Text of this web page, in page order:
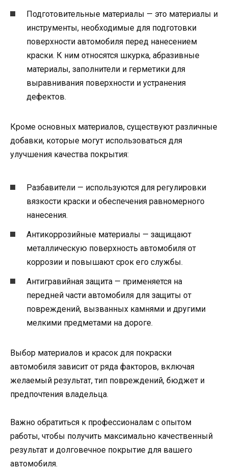
Подготовительные материалы — это материалы и
инструменты, необходимые для подготовки
поверхности автомобиля перед нанесением
краски. К ним относятся шкурка, абразивные
материалы, заполнители и герметики для
выравнивания поверхности и устранения
дефектов.
Кроме основных материалов, существуют различные
добавки, которые могут использоваться для
улучшения качества покрытия:
Разбавители — используются для регулировки
вязкости краски и обеспечения равномерного
нанесения.
Антикоррозийные материалы — защищают
металлическую поверхность автомобиля от
коррозии и повышают срок его службы.
Антигравийная защита — применяется на
передней части автомобиля для защиты от
повреждений, вызванных камнями и другими
мелкими предметами на дороге.
Выбор материалов и красок для покраски
автомобиля зависит от ряда факторов, включая
желаемый результат, тип повреждений, бюджет и
предпочтения владельца.
Важно обратиться к профессионалам с опытом
работы, чтобы получить максимально качественный
результат и долговечное покрытие для вашего
автомобиля.